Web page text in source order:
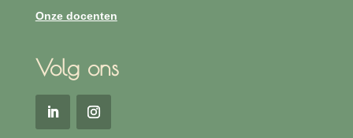
Onze docenten
Volg ons